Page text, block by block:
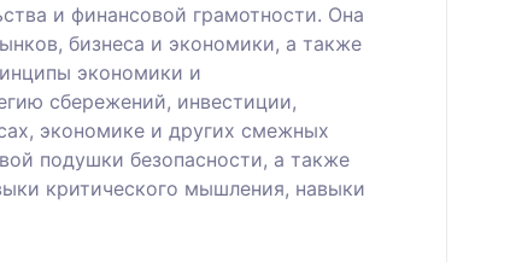
и финансовой грамотности. Она
бизнеса и экономики, а также
экономики и
сбережений, инвестиции,
экономике и других смежных
подушки безопасности, а также
критического мышления, навыки